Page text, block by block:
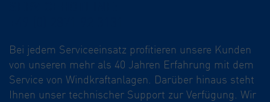
Bei jedem Serviceeinsatz profitieren unsere Kunden
von unseren mehr als 40 Jahren Erfahrung mit dem
Service von Windkraftanlagen. Darüber hinaus steht
Ihnen unser technischer Support zur Verfügung. Wir